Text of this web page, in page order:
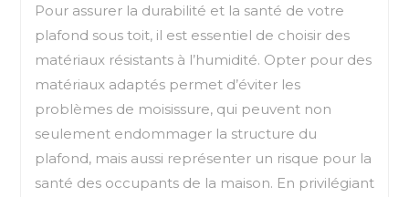
Pour assurer la durabilité et la santé de votre
plafond sous toit, il est essentiel de choisir des
matériaux résistants à l’humidité. Opter pour des
matériaux adaptés permet d’éviter les
problèmes de moisissure, qui peuvent non
seulement endommager la structure du
plafond, mais aussi représenter un risque pour la
santé des occupants de la maison. En privilégiant